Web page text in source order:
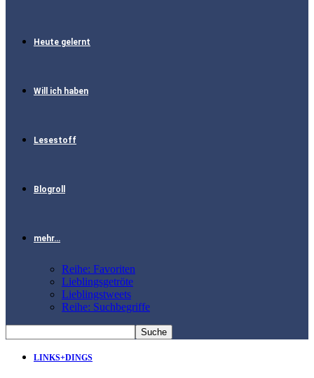
Heute gelernt
Will ich haben
Lesestoff
Blogroll
mehr…
Reihe: Favoriten
Lieblingsgetröte
Lieblingstweets
Reihe: Suchbegriffe
LINKS+DINGS